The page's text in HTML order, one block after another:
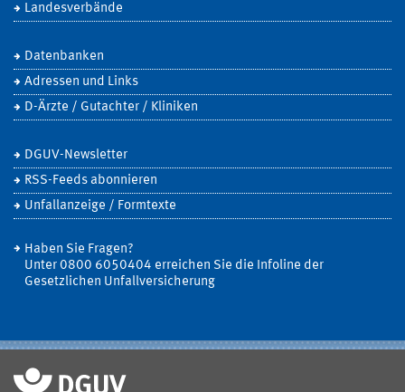
Landesverbände
Datenbanken
Adressen und Links
D-Ärzte / Gutachter / Kliniken
DGUV-Newsletter
RSS-Feeds abonnieren
Unfallanzeige / Formtexte
Haben Sie Fragen?
Unter 0800 6050404 erreichen Sie die Infoline der
Gesetzlichen Unfallversicherung